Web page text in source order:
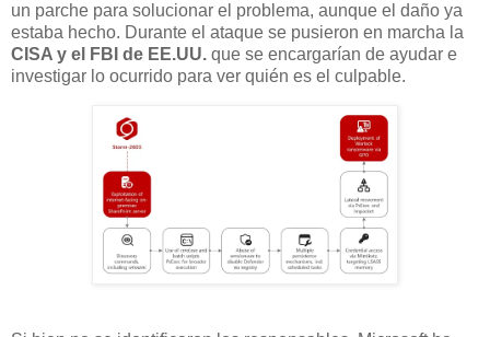
un parche para solucionar el problema, aunque el daño ya
estaba hecho. Durante el ataque se pusieron en marcha la
CISA y el FBI de EE.UU. que se encargarían de ayudar e
investigar lo ocurrido para ver quién es el culpable.